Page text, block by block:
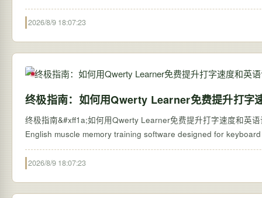
2026/8/9 18:07:23
终极指南：如何用Qwerty Learner免费提升打字
终极指南&#xff1a;如何用Qwerty Learner免费提升打字速度和英
2026/8/9 18:07:23